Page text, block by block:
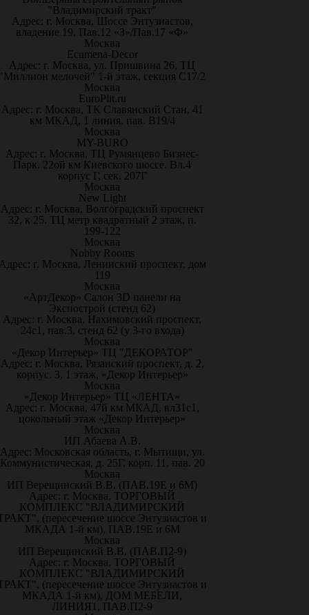
"Владимирский тракт"
Адрес: г. Москва, Шоссе Энтузиастов,
владение 19, Пав.12 «З»/Пав.17 «Ф»
Москва
Ecumena-Decor
Адрес: г. Москва, ул. Пришвина 26, ТЦ
мелочей" 1-й этаж, секция С17/2
Москва
EuroPlit.ru
Адрес: г. Москва, ТК Славянский Стан, 41
км МКАД, 1 линия, пав. В19/4
Москва
MY-BURO
Адрес: г. Москва, ТЦ Румянцево Бизнес-
Парк. 22ой км Киевского шоссе. Вл.4
корпус Г, сек. 207Г
Москва
New Light
Адрес: г. Москва, Волгоградский проспект
32, к 25. ТЦ метр квадратный 2 этаж, п.
199-122
Москва
Nobby Rooms
г. Москва, Ленинский проспект, дом
119
Москва
«АртДекор» Салон 3D панели на
Экспострой (стенд 62)
Адрес: г. Москва, Нахимовский проспект,
24с1, пав.3, стенд 62 (у 3-го входа)
Москва
«Декор Интерьер» ТЦ "ДЕКОРАТОР"
Адрес: г. Москва, Рязанский проспект, д. 2,
корпус. 3, 1 этаж, «Декор Интерьер»
Москва
«Декор Интерьер» ТЦ «ЛЕНТА»
Адрес: г. Москва, 47й км МКАД, вл31с1,
цокольный этаж «Декор Интерьер»
Москва
ИП Абаева А.В.
Адрес: Московская область, г. Мытищи, ул.
Коммунистическая, д. 25Г, корп. 11, пав. 20
Москва
ИП Верещинский В.В. (ПАВ.19Е и 6М)
Адрес: г. Москва, ТОРГОВЫЙ
КОМПЛЕКС "ВЛАДИМИРСКИЙ
(пересечение шоссе Энтузиастов и
МКАДА 1-й км), ПАВ.19Е и 6М
Москва
ИП Верещинский В.В. (ПАВ.П2-9)
Адрес: г. Москва, ТОРГОВЫЙ
КОМПЛЕКС "ВЛАДИМИРСКИЙ
(пересечение шоссе Энтузиастов и
МКАДА 1-й км), ДОМ МЕБЕЛИ,
ЛИНИЯ1, ПАВ.П2-9